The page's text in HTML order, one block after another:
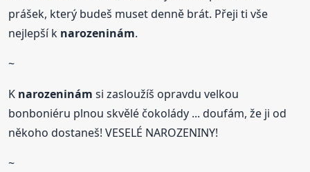
prášek, který budeš muset denně brát. Přeji ti vše
nejlepší k narozeninám.
~
K narozeninám si zasloužíš opravdu velkou
bonboniéru plnou skvělé čokolády ... doufám, že ji od
někoho dostaneš! VESELÉ NAROZENINY!
~